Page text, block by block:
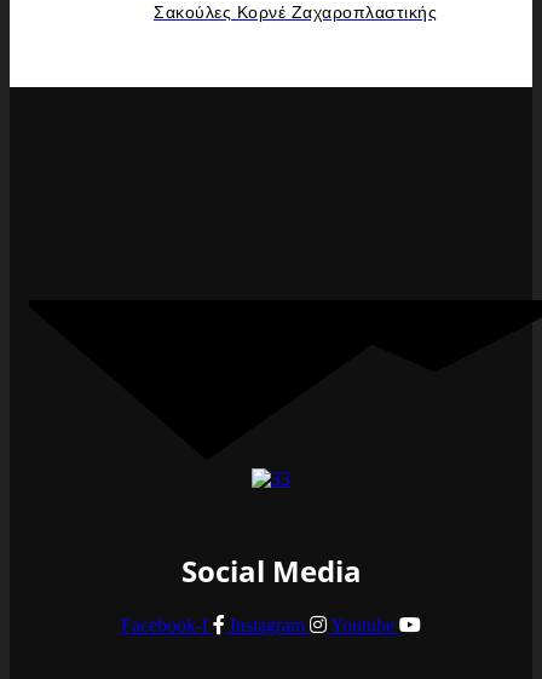
Σακούλες Κορνέ Ζαχαροπλαστικής
Social Media
Facebook-f Instagram Youtube